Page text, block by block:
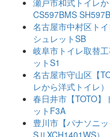
CS597BMS
名古屋市中村区ト
シュレットSB
岐阜市トイレ取替
ットS1
名古屋市守山区【
レから洋式トイレ）
春日井市【TOTO】
ットF3A
豊川市【パナソニ
SⅡXCH1401WS）